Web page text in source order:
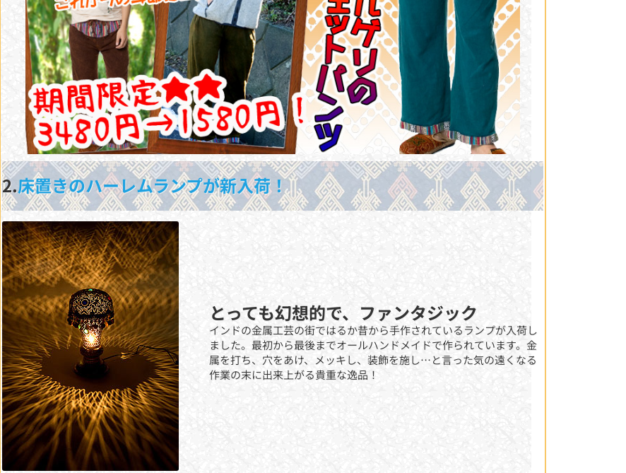
2.床置きのハーレムランプが新入荷！
とっても幻想的で、ファンタジック
インドの金属工芸の街ではるか昔から手作されているランプが入荷し
ました。最初から最後までオールハンドメイドで作られています。金
属を打ち、穴をあけ、メッキし、装飾を施し…と言った気の遠くなる
作業の末に出来上がる貴重な逸品！